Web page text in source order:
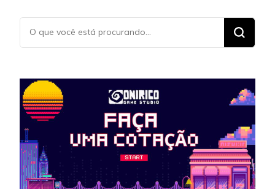
Procurando
algo?